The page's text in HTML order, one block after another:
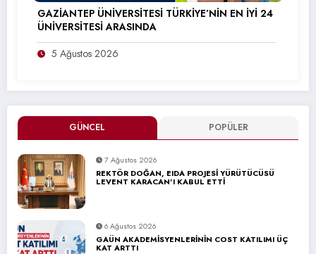
GÜNCEL POPÜLER
7 Ağustos 2026
REKTÖR DOĞAN, EIDA PROJESİ YÜRÜTÜCÜSÜ
LEVENT KARACAN’I KABUL ETTİ
6 Ağustos 2026
GAÜN AKADEMİSYENLERİNİN COST KATILIMI ÜÇ
KAT ARTTI
GAZİANTEP ÜNİVERSİTESİ TÜRKİYE’NİN EN İYİ 24
ÜNİVERSİTESİ ARASINDA
5 Ağustos 2026